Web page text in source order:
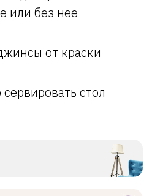
или без нее
от краски
стол